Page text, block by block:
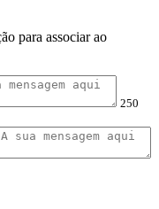
para associar ao
250